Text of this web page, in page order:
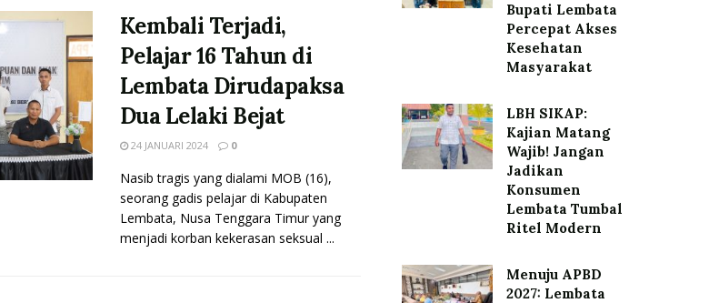
Kembali Terjadi,
Pelajar 16 Tahun di
Lembata Dirudapaksa
Dua Lelaki Bejat
24 JANUARI 2024 0
Nasib tragis yang dialami MOB (16),
seorang gadis pelajar di Kabupaten
Lembata, Nusa Tenggara Timur yang
menjadi korban kekerasan seksual ...
Bupati Lembata
Percepat Akses
Kesehatan
Masyarakat
LBH SIKAP:
Kajian Matang
Wajib! Jangan
Jadikan
Konsumen
Lembata Tumbal
Ritel Modern
Menuju APBD
2027: Lembata